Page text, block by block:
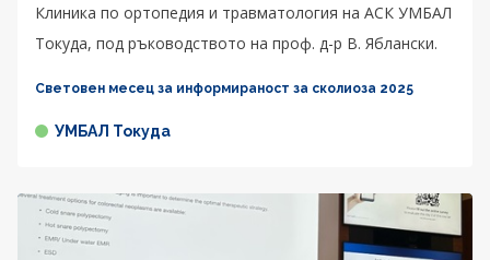
Клиника по ортопедия и травматология на АСК УМБАЛ
Токуда, под ръководството на проф. д-р В. Яблански.
Световен месец за информираност за сколиоза 2025
УМБАЛ Токуда